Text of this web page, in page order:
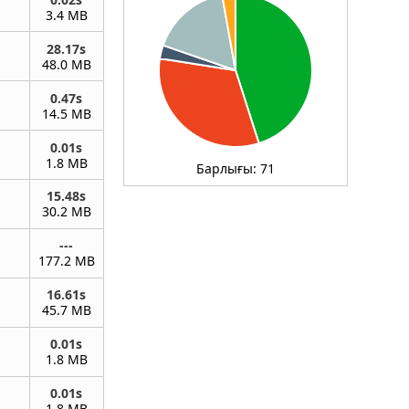
Барлығы: 71
3.4 MB
28.17s
48.0 MB
0.47s
14.5 MB
0.01s
1.8 MB
15.48s
30.2 MB
---
177.2 MB
16.61s
45.7 MB
0.01s
1.8 MB
0.01s